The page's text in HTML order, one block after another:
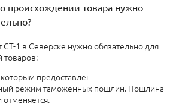
происхождении товара нужно
1 в Северске нужно обязательно для
товаров:
предоставлен
режим таможенных пошлин. Пошлина